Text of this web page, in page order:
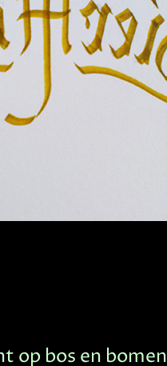
op bos en